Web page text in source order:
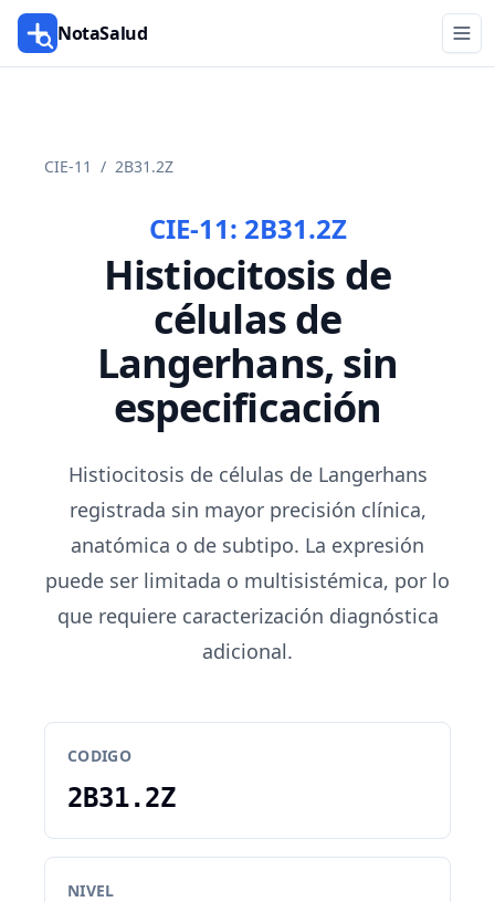
NotaSalud
CIE-11 / 2B31.2Z
CIE-11: 2B31.2Z
Histiocitosis de
células de
Langerhans, sin
especificación
Histiocitosis de células de Langerhans
registrada sin mayor precisión clínica,
anatómica o de subtipo. La expresión
puede ser limitada o multisistémica, por lo
que requiere caracterización diagnóstica
adicional.
CODIGO
2B31.2Z
NIVEL